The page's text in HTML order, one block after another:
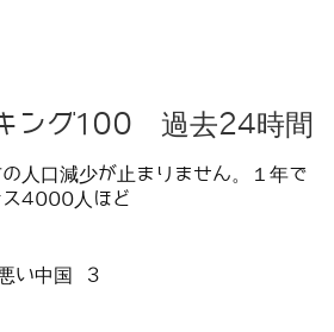
ング100 過去24時間
人口減少が止まりません。１年で
ス4000人ほど
い中国 3